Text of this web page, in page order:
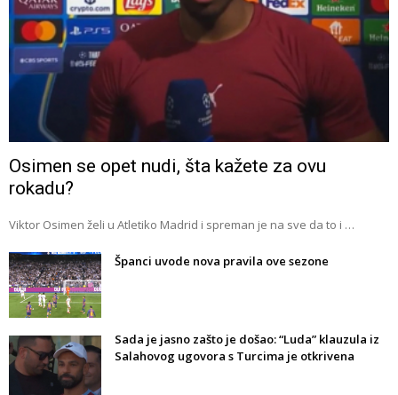
Osimen se opet nudi, šta kažete za ovu
rokadu?
Viktor Osimen želi u Atletiko Madrid i spreman je na sve da to i …
Španci uvode nova pravila ove sezone
Sada je jasno zašto je došao: “Luda” klauzula iz
Salahovog ugovora s Turcima je otkrivena